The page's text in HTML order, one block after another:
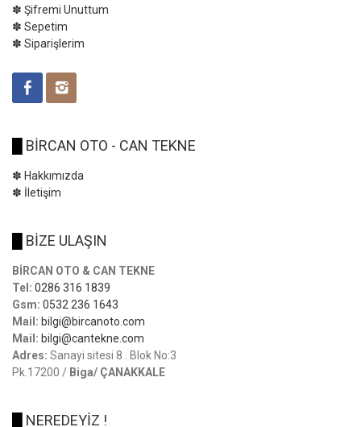
✽ Şifremi Unuttum
✽ Sepetim
✽ Siparişlerim
BİRCAN OTO - CAN TEKNE
✽ Hakkımızda
✽ İletişim
BİZE ULAŞIN
BİRCAN OTO & CAN TEKNE
Tel: 0286 316 1839
Gsm: 0532 236 1643
Mail: bilgi@bircanoto.com
Mail: bilgi@cantekne.com
Adres: Sanayi sitesi 8 . Blok No:3
Pk.17200 / Biga/ ÇANAKKALE
NEREDEYİZ !